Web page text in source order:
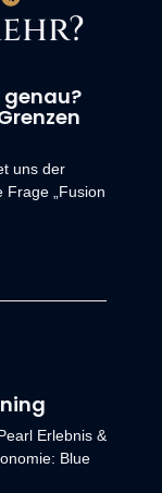
genau?
uns der
Frage „Fusion
Erlebnis &
Blue